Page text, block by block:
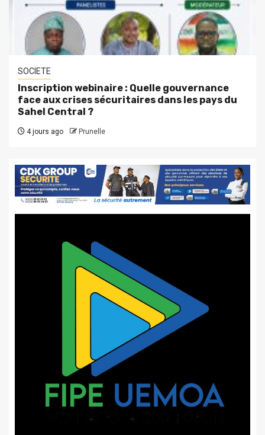
SOCIETE
Inscription webinaire : Quelle gouvernance
face aux crises sécuritaires dans les pays du
Sahel Central ?
4 jours ago Prunelle